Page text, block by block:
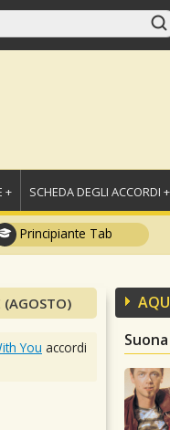
+ SCHEDA DEGLI ACCORDI +
Principiante Tab
(AGOSTO)
You accordi